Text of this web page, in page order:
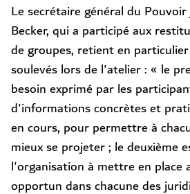
Le secrétaire général du
Becker, qui a participé aux
de groupes, retient en
soulevés lors de l'atelier : « le
besoin exprimé par les
d'informations concrètes et
en cours, pour permettre à
mieux se projeter ; le deuxième
l'organisation à mettre en place
opportun dans chacune des